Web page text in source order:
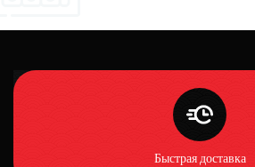
Быстрая доставка